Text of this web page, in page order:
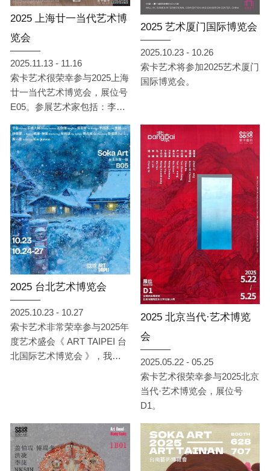
2025 上海廿一当代艺术博
览会
2025.11.13 - 11.16
索卡艺术很荣幸参与2025上海
廿一当代艺术博览会，展位号
E05。参展艺术家包括：李
王依雅、汪子晨、闫占城、詹
佶昂、曾健勇。展会将于11月
13日至11月16日在上海展览中
心举行，索卡艺术期待届时与
您相会。
2025 艺术厦门国际博览会
2025.10.23 - 10.26
索卡艺术将参加2025艺术厦门
国际博览会。
2025 台北艺术博览会
2025.10.23 - 10.27
索卡艺术非常荣幸参与2025年
度艺术盛会《 ART TAIPEI 台
北国际艺术博览会 》，我们
间，体验艺术如何成为情感与
思想的连结。此次将展出来自
台湾、中国、日本、韩国与英
2025 北京当代·艺术博览
会
2025.05.22 - 05.25
索卡艺术很荣幸参与2025北京
当代·艺术博览会，展位号
D1。